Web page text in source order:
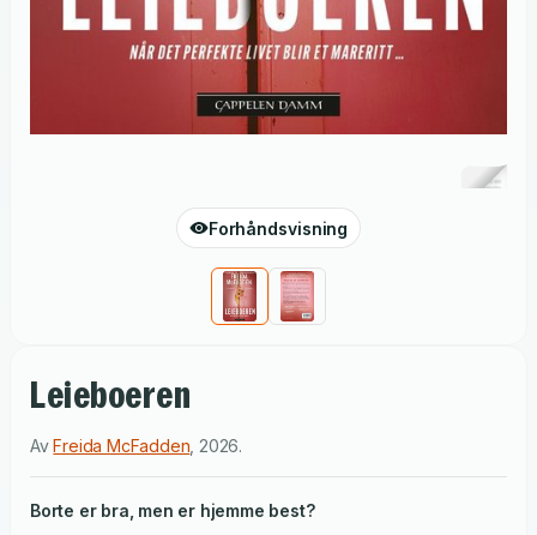
Forhåndsvisning
Leieboeren
AvFreida McFadden 2026.
Borte er bra, men er hjemme best?